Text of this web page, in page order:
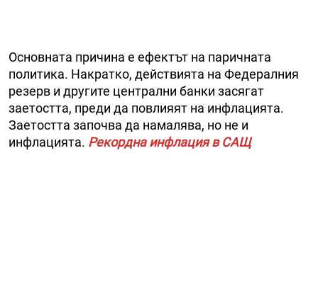
Основната причина е ефектът на паричната
политика. Накратко, действията на Федералния
резерв и другите централни банки засягат
заетостта, преди да повлияят на инфлацията.
Заетостта започва да намалява, но не и
инфлацията. Рекордна инфлация в САЩ